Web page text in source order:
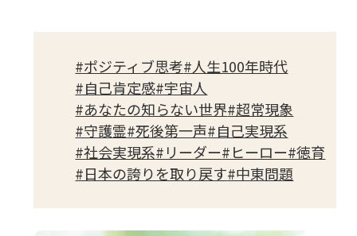
CD
DVD・ブルーレイ
雑貨
外国語
#ポジティブ思考#人生100年時代
#自己肯定感#宇宙人
#あなたの知らない世界#超常現象
#守護霊#死後第一声#自己実現系
#社会実現系#リーダー#ヒーロー#徳育
#日本の誇りを取り戻す#中東問題